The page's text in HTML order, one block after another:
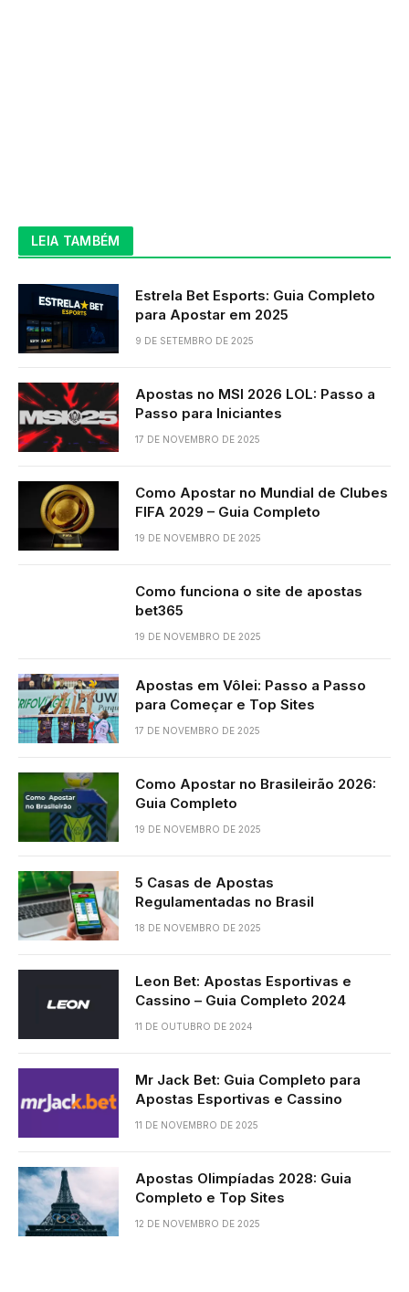
LEIA TAMBÉM
Estrela Bet Esports: Guia Completo
para Apostar em 2025
9 DE SETEMBRO DE 2025
Apostas no MSI 2026 LOL: Passo a
Passo para Iniciantes
17 DE NOVEMBRO DE 2025
Como Apostar no Mundial de Clubes
FIFA 2029 – Guia Completo
19 DE NOVEMBRO DE 2025
Como funciona o site de apostas
bet365
19 DE NOVEMBRO DE 2025
Apostas em Vôlei: Passo a Passo
para Começar e Top Sites
17 DE NOVEMBRO DE 2025
Como Apostar no Brasileirão 2026:
Guia Completo
19 DE NOVEMBRO DE 2025
5 Casas de Apostas
Regulamentadas no Brasil
18 DE NOVEMBRO DE 2025
Leon Bet: Apostas Esportivas e
Cassino – Guia Completo 2024
11 DE OUTUBRO DE 2024
Mr Jack Bet: Guia Completo para
Apostas Esportivas e Cassino
11 DE NOVEMBRO DE 2025
Apostas Olimpíadas 2028: Guia
Completo e Top Sites
12 DE NOVEMBRO DE 2025